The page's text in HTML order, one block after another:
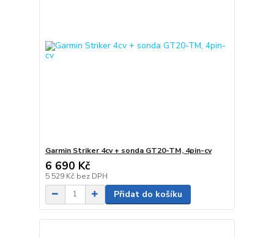
Garmin Striker 4cv + sonda GT20-TM, 4pin-cv
6 690 Kč
5 529 Kč bez DPH
Přidat do košíku